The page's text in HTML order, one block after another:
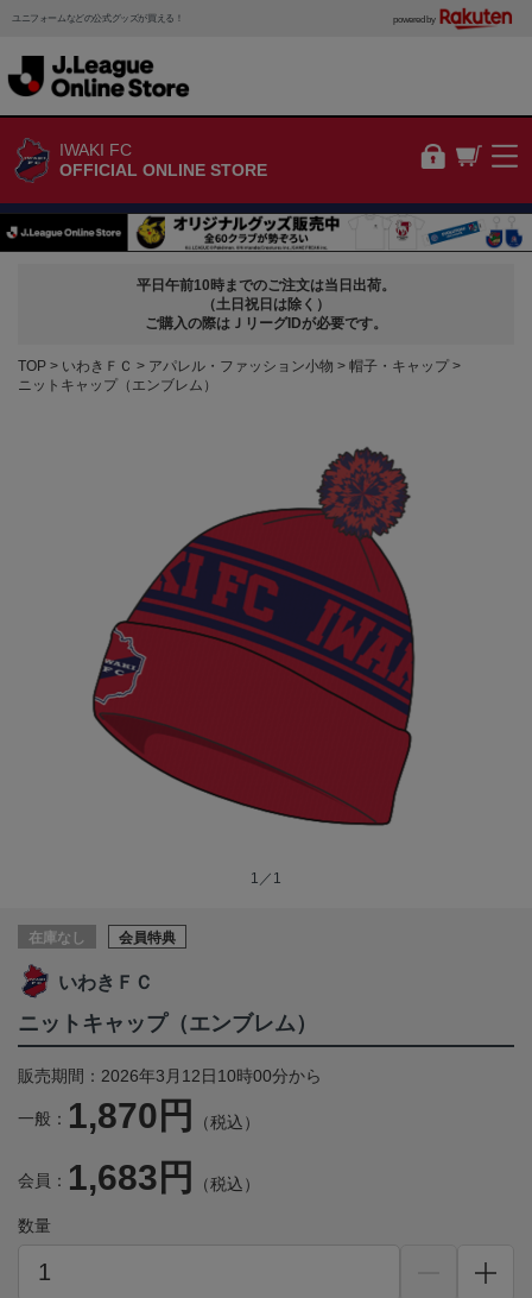
ユニフォームなどの公式グッズが買える！ powered by
IWAKI FC
OFFICIAL ONLINE STORE
平日午前10時までのご注文は当日出荷。
（土日祝日は除く）
ご購入の際はＪリーグIDが必要です。
TOP いわきＦＣ アパレル・ファッション小物
帽子・キャップ
ニットキャップ（エンブレム）
1／1
在庫なし 会員特典
いわきＦＣ
ニットキャップ（エンブレム）
販売期間：2026年3月12日10時00分から
一般： 1,870円 （税込）
会員： 1,683円 （税込）
数量